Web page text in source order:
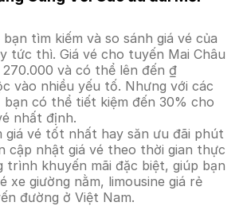
tìm kiếm và so sánh giá vé của
tức thì. Giá vé cho tuyến Mai Châu
và có thể lên đến ₫
vào nhiều yếu tố. Nhưng với các
bạn có thể tiết kiệm đến 30% cho
nhất định.
giá vé tốt nhất hay săn ưu đãi phút
cập nhật giá vé theo thời gian thực
trình khuyến mãi đặc biệt, giúp bạn
xe giường nằm, limousine giá rẻ
đường ở Việt Nam.